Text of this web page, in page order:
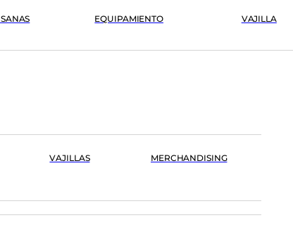
EQUIPAMIENTO
VAJILLA
VAJILLAS MERCHANDISING